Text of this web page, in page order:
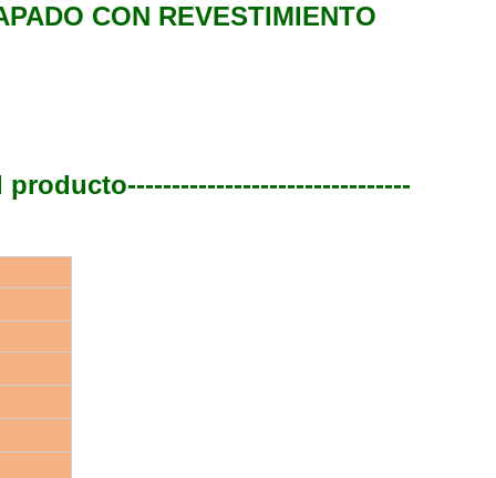
CON REVESTIMIENTO
producto--------------------------------